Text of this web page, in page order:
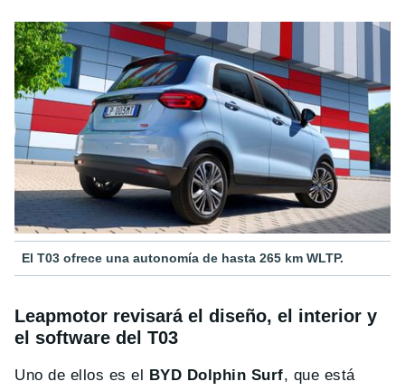
El T03 ofrece una autonomía de hasta 265 km WLTP.
Leapmotor revisará el diseño, el interior y
el software del T03
Uno de ellos es el BYD Dolphin Surf, que está